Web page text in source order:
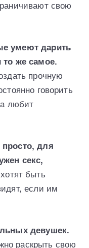
свою
умеют дарить
же самое.
прочную
говорить
любит
для
секс,
быть
если им
девушек.
раскрыть свою